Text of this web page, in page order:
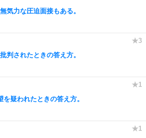
気力な圧迫面接もある。
判されたときの答え方。
を疑われたときの答え方。